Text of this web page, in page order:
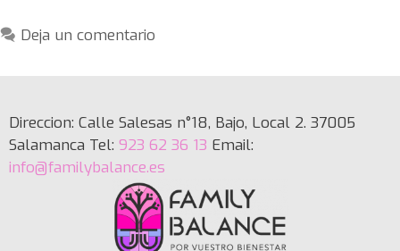
Deja un comentario
Direccion: Calle Salesas n°18, Bajo, Local 2. 37005
Salamanca Tel: 923 62 36 13 Email:
info@familybalance.es